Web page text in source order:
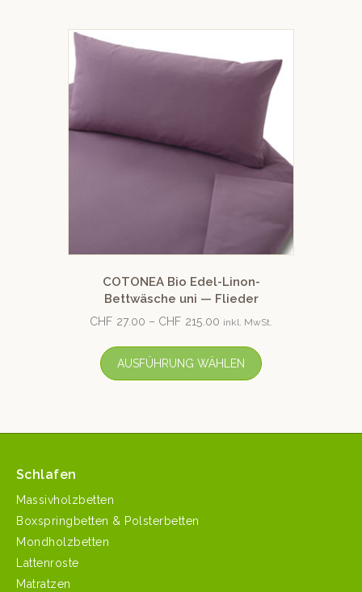
COTONEA Bio Edel-Linon-
Bettwäsche uni — Flieder
CHF 27.00 – CHF 215.00 inkl. MwSt.
AUSFÜHRUNG WÄHLEN
Schlafen
Massivholzbetten
Boxspringbetten & Polsterbetten
Mondholzbetten
Lattenroste
Matratzen